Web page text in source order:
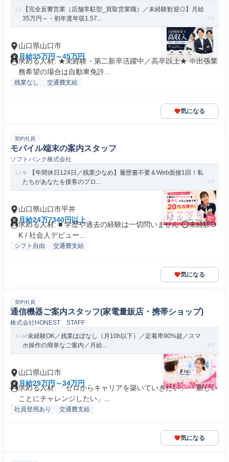
【完全反響営業（店舗常駐型_買取営業職）／未経験歓迎◎】月給
35万円～・初年度年収1,57...
山口県山口市
月給35万円～45万円
求める人材: ★未経験・第二新卒活躍中／高卒以上★ ※出張業
務希望の場合は自動車免許...
残業なし 交通費支給
気になる
契約社員
モバイル端末の案内スタッフ
ソフトバンク株式会社
✨ 【年間休日124日／残業少なめ】履歴書不要＆Web面接1回！私
たちがあなたを接客のプロ...
山口県山口市平井
月給24万7340円以上
求める人材: ■ 学歴や過去の経験は一切問いません ⭕未経験O
K / 社会人デビュー...
シフト自由 交通費支給
気になる
契約社員
通信機器ご案内スタッフ(家電量販店・携帯ショップ)
株式会社HONEST STAFF
✅未経験OK／残業ほぼなし（月10h以下）／定着率90%超／スマ
ホ操作の簡単なご案内／月給...
山口県山口市
月給29万円～34万円
求める人材: 「ゼロからキャリアを築いていきたい」 「新しい
ことにチャレンジしたい」...
社員登用あり 交通費支給
気になる